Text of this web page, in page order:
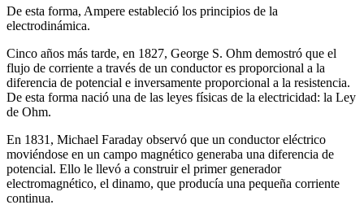
De esta forma, Ampere estableció los principios de la
electrodinámica.
Cinco años más tarde, en 1827, George S. Ohm demostró que el
flujo de corriente a través de un conductor es proporcional a la
diferencia de potencial e inversamente proporcional a la resistencia.
De esta forma nació una de las leyes físicas de la electricidad: la Ley
de Ohm.
En 1831, Michael Faraday observó que un conductor eléctrico
moviéndose en un campo magnético generaba una diferencia de
potencial. Ello le llevó a construir el primer generador
electromagnético, el dinamo, que producía una pequeña corriente
continua.